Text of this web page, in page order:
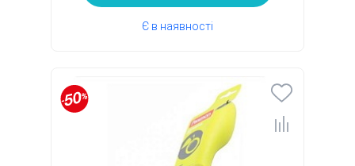
Є в наявності